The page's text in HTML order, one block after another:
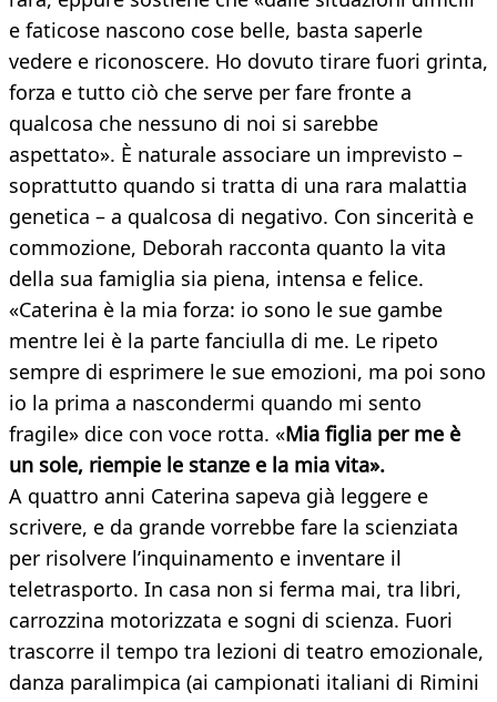
e faticose nascono cose belle, basta saperle
vedere e riconoscere. Ho dovuto tirare fuori grinta,
forza e tutto ciò che serve per fare fronte a
qualcosa che nessuno di noi si sarebbe
aspettato». È naturale associare un imprevisto –
soprattutto quando si tratta di una rara malattia
genetica – a qualcosa di negativo. Con sincerità e
commozione, Deborah racconta quanto la vita
della sua famiglia sia piena, intensa e felice.
«Caterina è la mia forza: io sono le sue gambe
mentre lei è la parte fanciulla di me. Le ripeto
sempre di esprimere le sue emozioni, ma poi sono
io la prima a nascondermi quando mi sento
fragile» dice con voce rotta. «Mia figlia per me è
un sole, riempie le stanze e la mia vita».
A quattro anni Caterina sapeva già leggere e
scrivere, e da grande vorrebbe fare la scienziata
per risolvere l’inquinamento e inventare il
teletrasporto. In casa non si ferma mai, tra libri,
carrozzina motorizzata e sogni di scienza. Fuori
trascorre il tempo tra lezioni di teatro emozionale,
danza paralimpica (ai campionati italiani di Rimini